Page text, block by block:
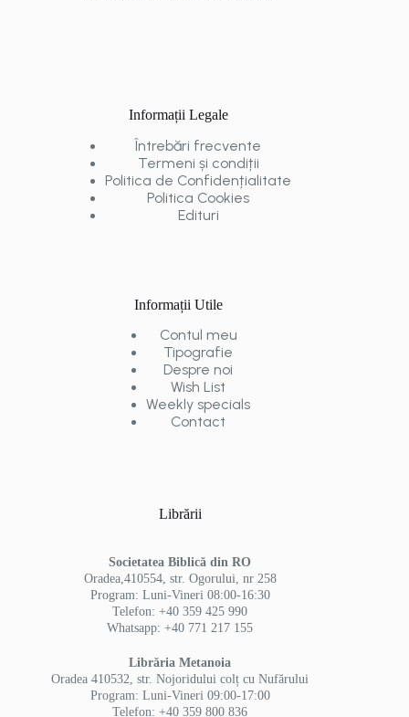
Informații Legale
Întrebări frecvente
Termeni și condiții
Politica de Confidențialitate
Politica Cookies
Edituri
Informații Utile
Contul meu
Tipografie
Despre noi
Wish List
Weekly specials
Contact
Librării
Societatea Biblică din RO
Oradea,410554, str. Ogorului, nr 258
Program: Luni-Vineri 08:00-16:30
Telefon: +40 359 425 990
Whatsapp: +40 771 217 155
Librăria Metanoia
Oradea 410532, str. Nojoridului colț cu Nufărului
Program: Luni-Vineri 09:00-17:00
Telefon: +40 359 800 836